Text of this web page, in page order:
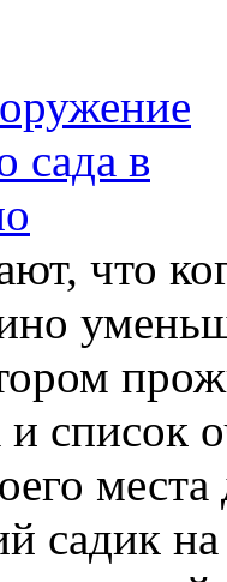
что
и список
места
садик